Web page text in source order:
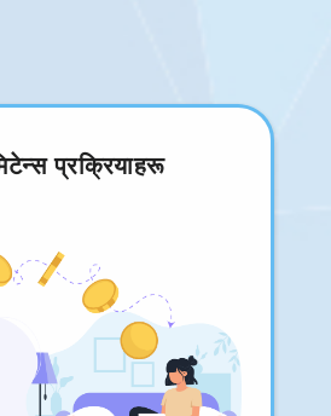
प्रक्रियाहरू